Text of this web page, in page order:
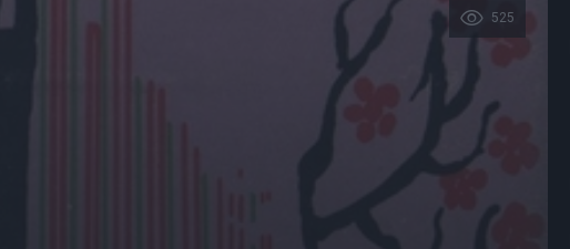
525